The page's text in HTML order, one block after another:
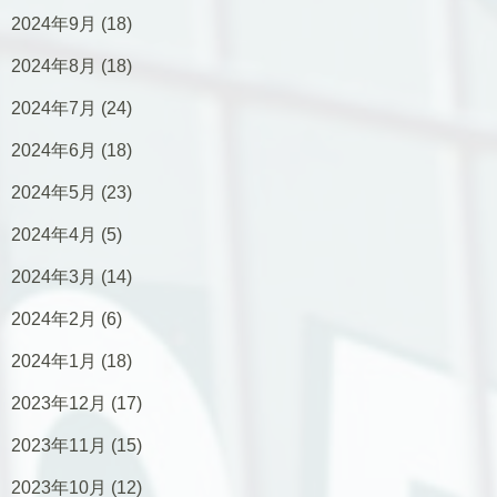
2024年9月 (18)
2024年8月 (18)
2024年7月 (24)
2024年6月 (18)
2024年5月 (23)
2024年4月 (5)
2024年3月 (14)
2024年2月 (6)
2024年1月 (18)
2023年12月 (17)
2023年11月 (15)
2023年10月 (12)